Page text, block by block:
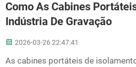
Como As Cabines
Indústria De Gravação
2026-03-26 22:47:41
As cabines portáteis de